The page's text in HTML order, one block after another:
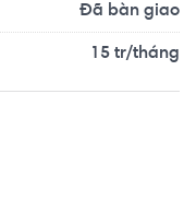
Đã bàn giao
15 tr/tháng